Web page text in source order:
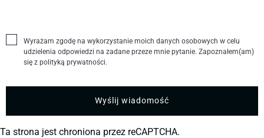
Wyrażam zgodę na wykorzystanie moich danych osobowych w celu
udzielenia odpowiedzi na zadane przeze mnie pytanie. Zapoznałem(am)
się z polityką prywatności.
Ta strona jest chroniona przez reCAPTCHA.